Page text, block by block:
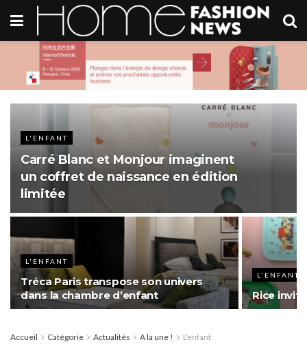
L'ENFANT
Carré Blanc et Monjour imaginent
un coffret de naissance en édition
limitée
L'ENFANT
Tréca Paris transpose son univers
dans la chambre d’enfant
L'ENFANT
Rice
Accueil Catégorie Actualités A la une ! L'enfant